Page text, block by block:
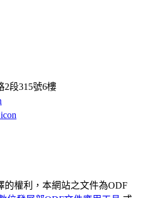
2段315號6樓
的權利，本網站之文件為ODF